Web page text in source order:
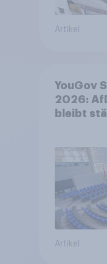
Artikel
YouGov
2026:
bleibt
Artikel